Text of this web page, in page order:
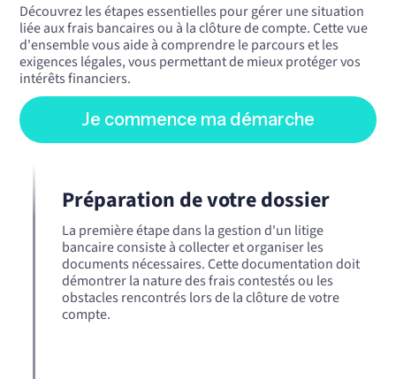
Découvrez les étapes essentielles pour gérer une situation
liée aux frais bancaires ou à la clôture de compte. Cette vue
d'ensemble vous aide à comprendre le parcours et les
exigences légales, vous permettant de mieux protéger vos
intérêts financiers.
Je commence ma démarche
Préparation de votre dossier
La première étape dans la gestion d'un litige
bancaire consiste à collecter et organiser les
documents nécessaires. Cette documentation doit
démontrer la nature des frais contestés ou les
obstacles rencontrés lors de la clôture de votre
compte.